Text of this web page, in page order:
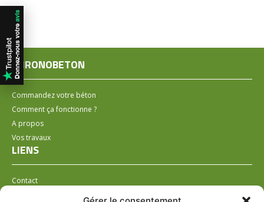
CHRONOBETON
Commandez votre béton
Comment ça fonctionne ?
A propos
Vos travaux
LIENS
Contact